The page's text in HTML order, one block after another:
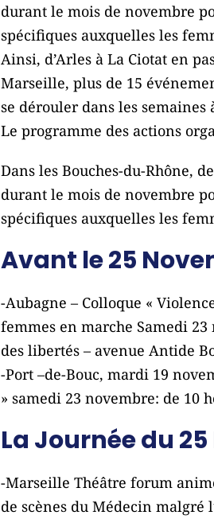
durant le mois de novembre
spécifiques auxquelles les
Ainsi, d’Arles à La Ciotat en
Marseille, plus de 15
se dérouler dans les semaines
Le programme des actions
Dans les Bouches-du-Rhône,
durant le mois de novembre
spécifiques auxquelles les
Avant le 25
-Aubagne – Colloque «
femmes en marche Samedi
des libertés – avenue Antide
-Port –de-Bouc, mardi 19
» samedi 23 novembre: de 10
La Journée du
-Marseille Théâtre forum
de scènes du Médecin